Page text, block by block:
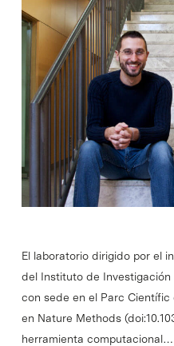
El laboratorio dirigido por el
del Instituto de Investigación
con sede en el Parc
en Nature Methods
herramienta computacional…